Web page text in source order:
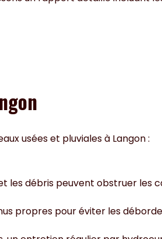
usées et pluviales à Langon :
les débris peuvent obstruer
propres pour éviter les